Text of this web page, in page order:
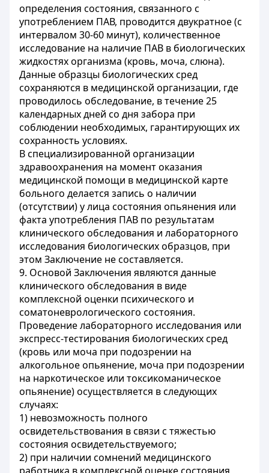
определения состояния, связанного с
употреблением ПАВ, проводится двукратное (с
интервалом 30-60 минут), количественное
исследование на наличие ПАВ в биологических
жидкостях организма (кровь, моча, слюна).
Данные образцы биологических сред
сохраняются в медицинской организации, где
проводилось обследование, в течение 25
календарных дней со дня забора при
соблюдении необходимых, гарантирующих их
сохранность условиях.
В специализированной организации
здравоохранения на момент оказания
медицинской помощи в медицинской карте
больного делается запись о наличии
(отсутствии) у лица состояния опьянения или
факта употребления ПАВ по результатам
клинического обследования и лабораторного
исследования биологических образцов, при
этом Заключение не составляется.
9. Основой Заключения являются данные
клинического обследования в виде
комплексной оценки психического и
соматоневрологического состояния.
Проведение лабораторного исследования или
экспресс-тестирования биологических сред
(кровь или моча при подозрении на
алкогольное опьянение, моча при подозрении
на наркотическое или токсикоманическое
опьянение) осуществляется в следующих
случаях:
1) невозможность полного
освидетельствования в связи с тяжестью
состояния освидетельствуемого;
2) при наличии сомнений медицинского